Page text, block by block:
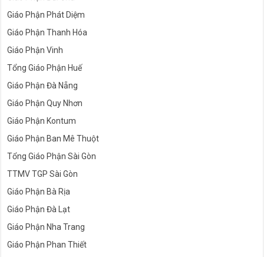
Giáo Phận Phát Diệm
Giáo Phận Thanh Hóa
Giáo Phận Vinh
Tổng Giáo Phận Huế
Giáo Phận Đà Nẵng
Giáo Phận Quy Nhơn
Giáo Phận Kontum
Giáo Phận Ban Mê Thuột
Tổng Giáo Phận Sài Gòn
TTMV TGP Sài Gòn
Giáo Phận Bà Rịa
Giáo Phận Đà Lạt
Giáo Phận Nha Trang
Giáo Phận Phan Thiết